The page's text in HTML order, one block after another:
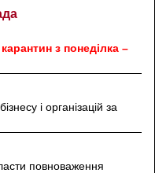
з понеділка –
і організацій за
повноваження